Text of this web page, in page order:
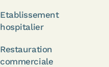
Etablissement
hospitalier
Restauration
commerciale